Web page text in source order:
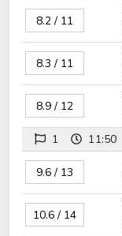
8.2 / 11
8.3 / 11
8.9 / 12
1 11:50
9.6 / 13
10.6 / 14